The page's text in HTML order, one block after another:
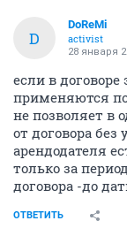
D
DoReMi
activist
28 января
если в договоре
применяются
не позволяет в
от договора
арендодателя
только за
договора -до
ОТВЕТИТЬ